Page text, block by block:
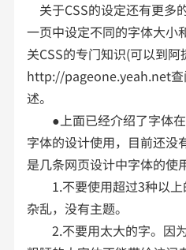
关于CSS的设定还有更多
一页中设定不同的字体大小
关CSS的专门知识(可以到阿
http://pageone.yeah.net查
述。
●上面已经介绍了字体在
字体的设计使用，目前还没
是几条网页设计中字体的使
1.不要使用超过3种以上
杂乱，没有主题。
2.不要用太大的字。因为